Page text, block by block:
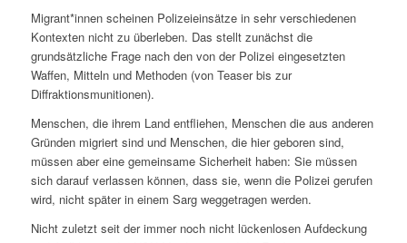
Migrant*innen scheinen Polizeieinsätze in sehr verschiedenen
Kontexten nicht zu überleben. Das stellt zunächst die
grundsätzliche Frage nach den von der Polizei eingesetzten
Waffen, Mitteln und Methoden (von Teaser bis zur
Diffraktionsmunitionen).
Menschen, die ihrem Land entfliehen, Menschen die aus anderen
Gründen migriert sind und Menschen, die hier geboren sind,
müssen aber eine gemeinsame Sicherheit haben: Sie müssen
sich darauf verlassen können, dass sie, wenn die Polizei gerufen
wird, nicht später in einem Sarg weggetragen werden.
Nicht zuletzt seit der immer noch nicht lückenlosen Aufdeckung